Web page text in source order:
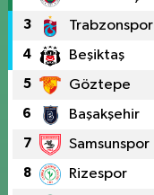
3 Trabzonspor
4 Beşiktaş
5 Göztepe
6 Başakşehir
7 Samsunspor
8 Rizespor